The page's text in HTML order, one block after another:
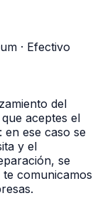
· Efectivo
del
aceptes el
ese caso se
y el
se
comunicamos